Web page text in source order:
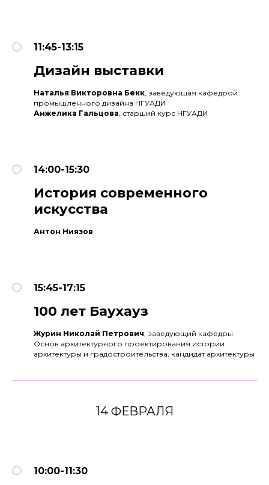
11:45-13:15
Дизайн выставки
Наталья Викторовна Бекк , заведующая кафедрой
промышленного дизайна НГУАДИ
Анжелика Гальцова , старший курс НГУАДИ
14:00-15:30
История современного
искусства
Антон Ниязов
15:45-17:15
100 лет Баухауз
Журин Николай Петрович , заведующий кафедры
Основ архитектурного проектирования истории
архитектуры и градостроительства, кандидат архитектуры
14 ФЕВРАЛЯ
10:00-11:30